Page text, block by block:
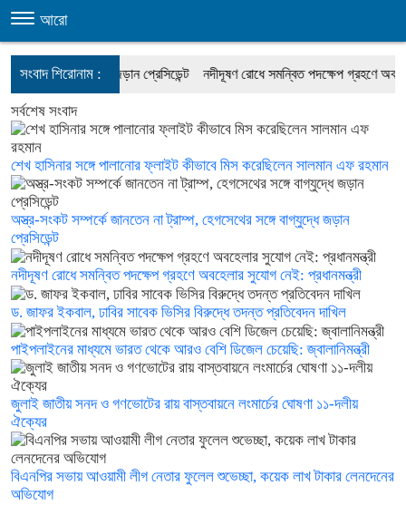
আরো
সংবাদ শিরোনাম :
সঙ্গে বাগ্‌যুদ্ধে জড়ান প্রেসিডেন্ট নদীদূষণ রোধে সমন্বিত পদক্ষেপ গ্রহণে অবহেলার
সর্বশেষ সংবাদ
শেখ হাসিনার সঙ্গে পালানোর ফ্লাইট কীভাবে মিস করেছিলেন সালমান এফ রহমান
অস্ত্র-সংকট সম্পর্কে জানতেন না ট্রাম্প, হেগসেথের সঙ্গে বাগ্‌যুদ্ধে জড়ান
প্রেসিডেন্ট
নদীদূষণ রোধে সমন্বিত পদক্ষেপ গ্রহণে অবহেলার সুযোগ নেই: প্রধানমন্ত্রী
ড. জাফর ইকবাল, ঢাবির সাবেক ভিসির বিরুদ্ধে তদন্ত প্রতিবেদন দাখিল
পাইপলাইনের মাধ্যমে ভারত থেকে আরও বেশি ডিজেল চেয়েছি: জ্বালানিমন্ত্রী
জুলাই জাতীয় সনদ ও গণভোটের রায় বাস্তবায়নে লংমার্চের ঘোষণা ১১-দলীয়
ঐক্যের
বিএনপির সভায় আওয়ামী লীগ নেতার ফুলেল শুভেচ্ছা, কয়েক লাখ টাকার লেনদেনের
অভিযোগ